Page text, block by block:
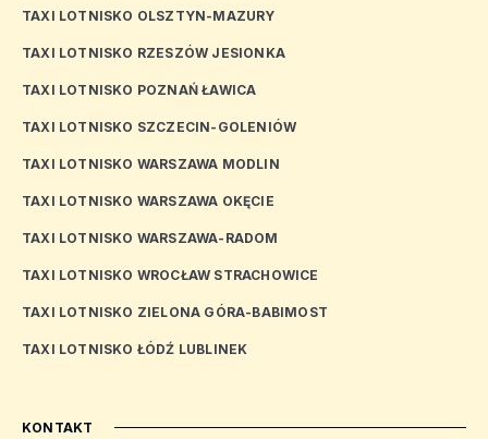
TAXI LOTNISKO OLSZTYN-MAZURY
TAXI LOTNISKO RZESZÓW JESIONKA
TAXI LOTNISKO POZNAŃ ŁAWICA
TAXI LOTNISKO SZCZECIN-GOLENIÓW
TAXI LOTNISKO WARSZAWA MODLIN
TAXI LOTNISKO WARSZAWA OKĘCIE
TAXI LOTNISKO WARSZAWA-RADOM
TAXI LOTNISKO WROCŁAW STRACHOWICE
TAXI LOTNISKO ZIELONA GÓRA-BABIMOST
TAXI LOTNISKO ŁÓDŹ LUBLINEK
KONTAKT